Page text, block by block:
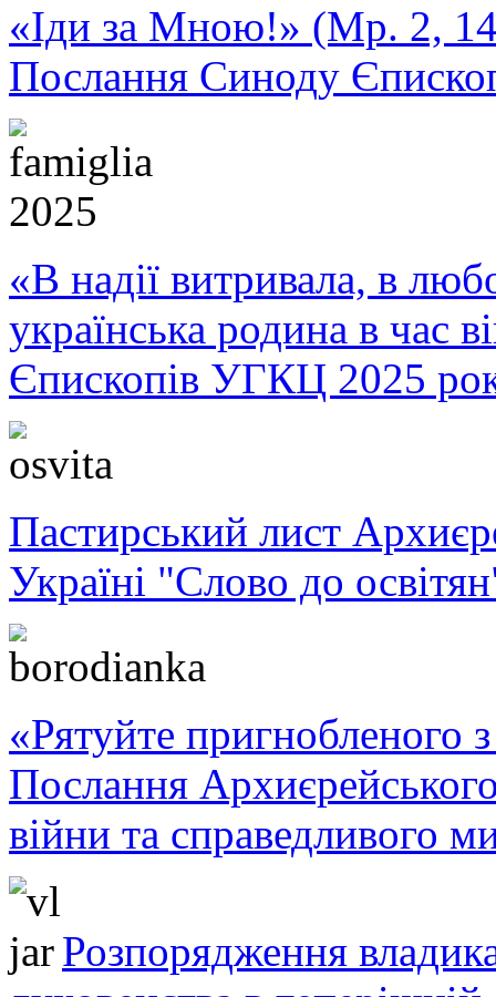
«Іди за Мною!» (Мр. 2,
Послання Синоду
«В надії витривала, в
українська родина в час
Єпископів УГКЦ 2025
Пастирський лист
Україні "Слово до
«Рятуйте пригнобленого
Послання
війни та справедливого
Розпорядження